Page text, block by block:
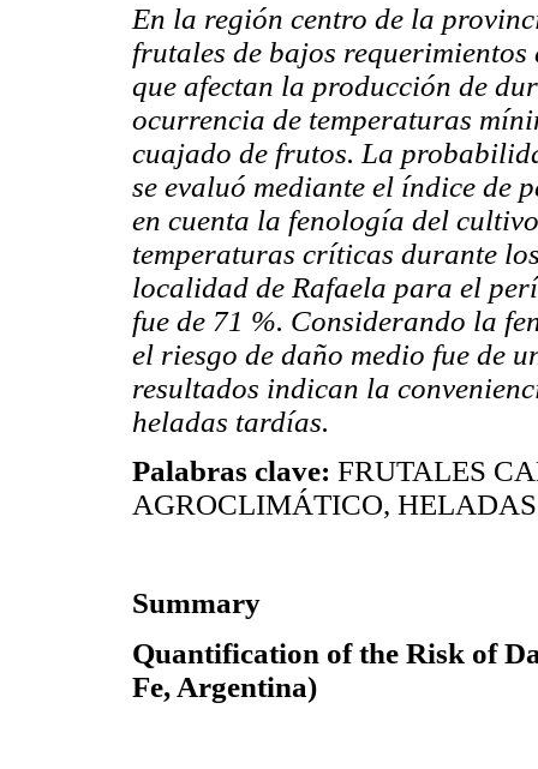
En la región centro de la
frutales de bajos
que afectan la producción de
ocurrencia de temperaturas
cuajado de frutos. La
se evaluó mediante el índice de
en cuenta la fenología del
temperaturas críticas durante
localidad de Rafaela para el
fue de 71 %. Considerando la
el riesgo de daño medio fue de
resultados indican la
heladas tardías.
Palabras clave: FRUTALES
AGROCLIMÁTICO,
Summary
Quantification of the Risk of
Fe, Argentina)